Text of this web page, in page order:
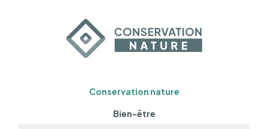
Conservation nature
Bien-être